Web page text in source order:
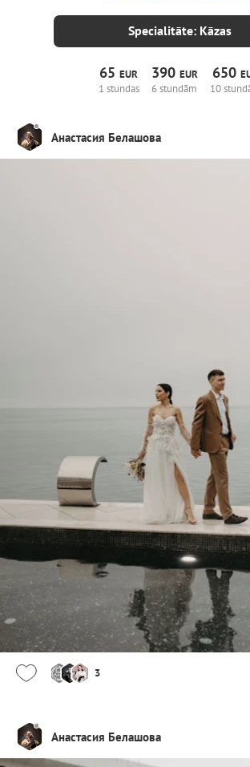
Specialitāte: Kāzas
65 EUR
1 stundas
390 EUR
6 stundām
650
10
Анастасия Белашова
3
Анастасия Белашова